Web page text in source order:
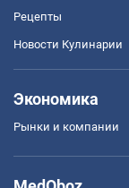
Рецепты
Новости Кулинарии
Экономика
Рынки и компании